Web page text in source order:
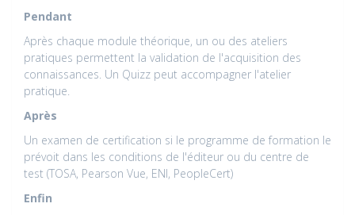
Pendant
Après chaque module théorique, un ou des ateliers
pratiques permettent la validation de l'acquisition des
connaissances. Un Quizz peut accompagner l'atelier
pratique.
Après
Un examen de certification si le programme de formation le
prévoit dans les conditions de l'éditeur ou du centre de
test (TOSA, Pearson Vue, ENI, PeopleCert)
Enfin